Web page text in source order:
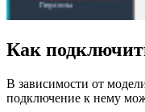
Как
В зависимости от
подключение к нему